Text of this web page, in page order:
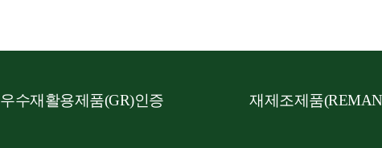
우수재활용제품(GR)인증 재제조제품